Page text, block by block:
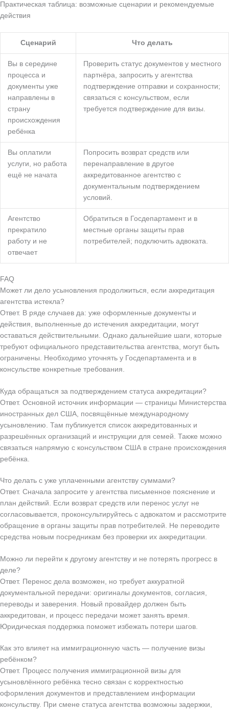
Практическая таблица: возможные сценарии и рекомендуемые
действия
Сценарий Что делать
Вы в середине
процесса и
документы уже
направлены в
страну
происхождения
ребёнка
Проверить статус документов у местного
партнёра, запросить у агентства
подтверждение отправки и сохранности;
связаться с консульством, если
требуется подтверждение для визы.
Вы оплатили
услуги, но работа
ещё не начата
Попросить возврат средств или
перенаправление в другое
аккредитованное агентство с
документальным подтверждением
условий.
Агентство
прекратило
работу и не
отвечает
Обратиться в Госдепартамент и в
местные органы защиты прав
потребителей; подключить адвоката.
FAQ
Может ли дело усыновления продолжиться, если аккредитация
агентства истекла?
Ответ. В ряде случаев да: уже оформленные документы и
действия, выполненные до истечения аккредитации, могут
оставаться действительными. Однако дальнейшие шаги, которые
требуют официального представительства агентства, могут быть
ограничены. Необходимо уточнять у Госдепартамента и в
консульстве конкретные требования.
Куда обращаться за подтверждением статуса аккредитации?
Ответ. Основной источник информации — страницы Министерства
иностранных дел США, посвящённые международному
усыновлению. Там публикуется список аккредитованных и
разрешённых организаций и инструкции для семей. Также можно
связаться напрямую с консульством США в стране происхождения
ребёнка.
Что делать с уже уплаченными агентству суммами?
Ответ. Сначала запросите у агентства письменное пояснение и
план действий. Если возврат средств или перенос услуг не
согласовывается, проконсультируйтесь с адвокатом и рассмотрите
обращение в органы защиты прав потребителей. Не переводите
средства новым посредникам без проверки их аккредитации.
Можно ли перейти к другому агентству и не потерять прогресс в
деле?
Ответ. Перенос дела возможен, но требует аккуратной
документальной передачи: оригиналы документов, согласия,
переводы и заверения. Новый провайдер должен быть
аккредитован, и процесс передачи может занять время.
Юридическая поддержка поможет избежать потери шагов.
Как это влияет на иммиграционную часть — получение визы
ребёнком?
Ответ. Процесс получения иммиграционной визы для
усыновлённого ребёнка тесно связан с корректностью
оформления документов и представлением информации
консульству. При смене статуса агентства возможны задержки,